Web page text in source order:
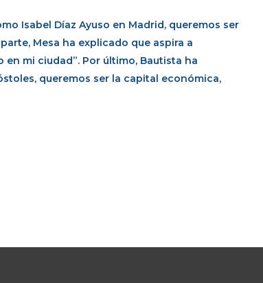
Isabel Díaz Ayuso en Madrid, queremos ser
Mesa ha explicado que aspira a
mi ciudad”. Por último, Bautista ha
queremos ser la capital económica,